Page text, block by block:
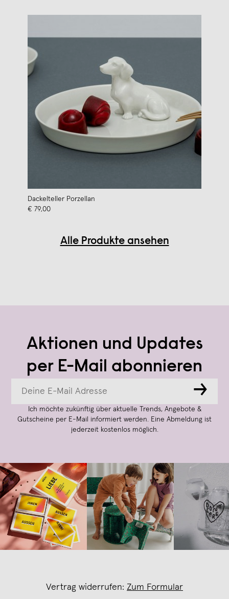
Dackelteller Porzellan
€ 79,00
Alle Produkte ansehen
Aktionen und Updates
per E-Mail abonnieren
→
Ich möchte zukünftig über aktuelle Trends, Angebote &
Gutscheine per E-Mail informiert werden. Eine Abmeldung ist
jederzeit kostenlos möglich.
Vertrag widerrufen: Zum Formular